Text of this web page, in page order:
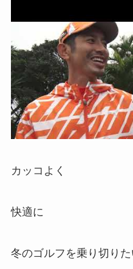
カッコよく
快適に
冬のゴルフを乗り切り